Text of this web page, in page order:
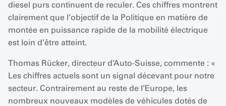
diesel purs continuent de reculer. Ces chiffres montrent
clairement que l’objectif de la Politique en matière de
montée en puissance rapide de la mobilité électrique
est loin d’être atteint.
Thomas Rücker, directeur d’Auto-Suisse, commente : «
Les chiffres actuels sont un signal décevant pour notre
secteur. Contrairement au reste de l’Europe, les
nombreux nouveaux modèles de véhicules dotés de